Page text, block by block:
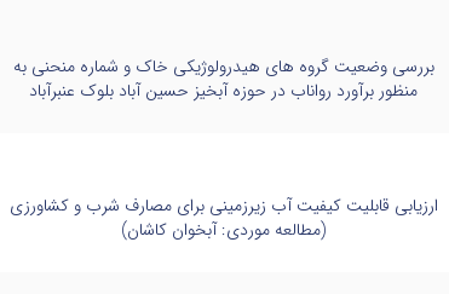
بررسی وضعیت گروه های هیدرولوژیکی خاک و شماره منحنی به
منظور برآورد رواناب در حوزه آبخیز حسین آباد بلوک عنبرآباد
ارزیابی قابلیت کیفیت آب زیرزمینی برای مصارف شرب و کشاورزی
(مطالعه موردی: آبخوان کاشان)